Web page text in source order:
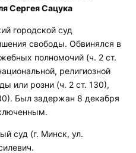
Сергея Сацука
городской суд
свободы. Обвинялся в
полномочий (ч. 2 ст.
религиозной
или розни (ч. 2 ст. 130),
Был задержан 8 декабря
суд (г. Минск, ул.